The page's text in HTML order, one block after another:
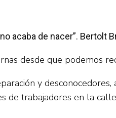
acaba de nacer”. Bertolt
desde que podemos
y
trabajadores en la